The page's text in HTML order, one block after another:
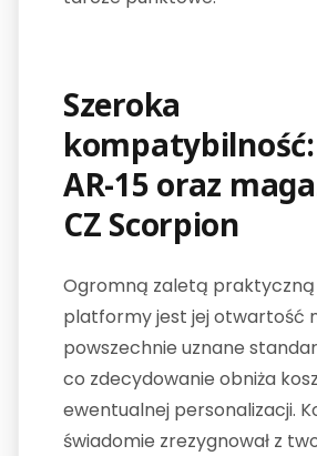
Szeroka
AR-15 oraz
CZ Scorpion
Ogromną zaletą praktyczną
platformy jest jej otwartość
powszechnie uznane
co zdecydowanie obniża
ewentualnej personalizacji.
świadomie zrezygnował z